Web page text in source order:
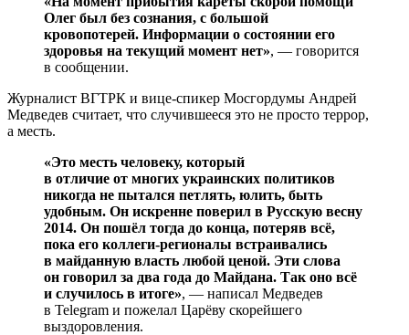
Олег был без сознания, с большой
кровопотерей. Информации о состоянии его
здоровья на текущий момент нет», — говорится
в сообщении.
Журналист ВГТРК и вице-спикер Мосгордумы Андрей
Медведев считает, что случившееся это не просто террор,
а месть.
«Это месть человеку, который
в отличие от многих украинских политиков
никогда не пытался петлять, юлить, быть
удобным. Он искренне поверил в Русскую весну
2014. Он пошёл тогда до конца, потеряв всё,
пока его коллеги-регионалы встраивались
в майданную власть любой ценой. Эти слова
он говорил за два года до Майдана. Так оно всё
и случилось в итоге», — написал Медведев
в Telegram и пожелал Царёву скорейшего
выздоровления.